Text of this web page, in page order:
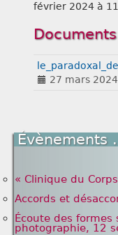
février 2024 à
27 mars 2024
Évènements
« Clinique du
Accords et
Écoute des formes
photographie, 12